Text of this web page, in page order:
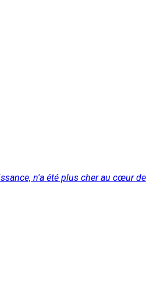
n'a été plus cher au cœur